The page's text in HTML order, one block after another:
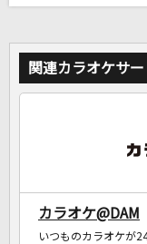
関連カラオケサー
カラオケ@DAM
いつものカラオケが